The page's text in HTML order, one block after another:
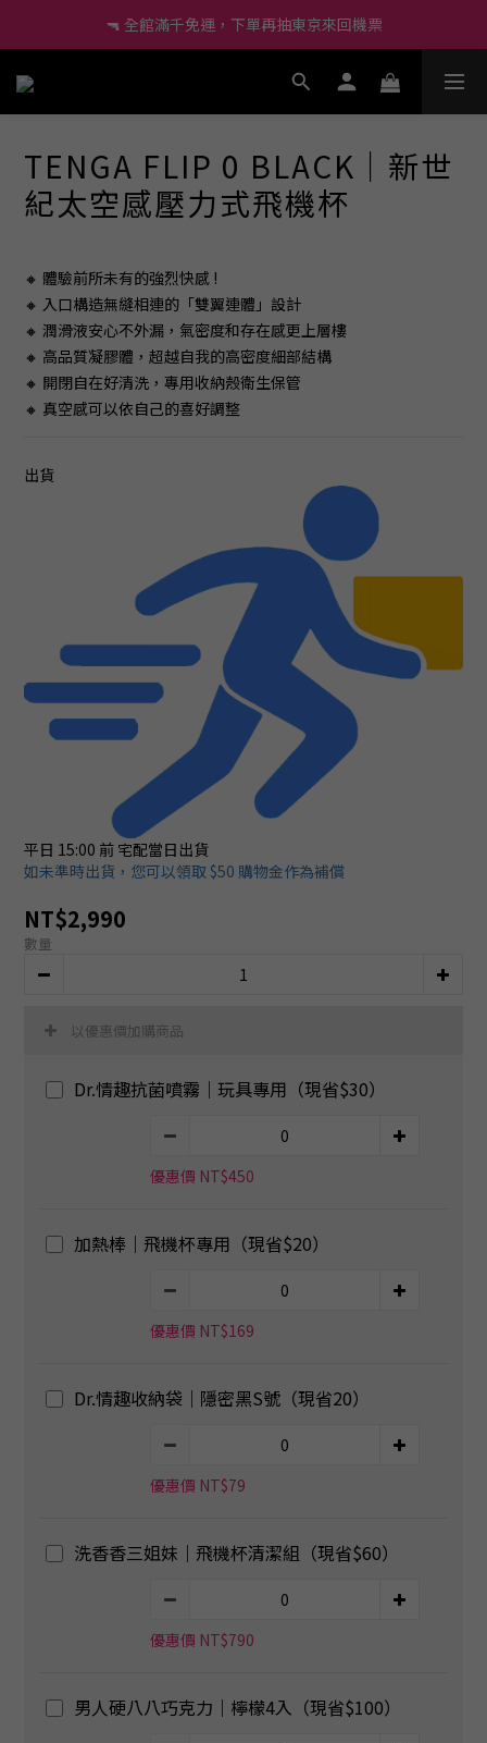
🔫 全館滿千免運，下單再抽東京來回機票
🔰 新會員現折60、再送小莖靈吊飾！
🔫 全館滿千免運，下單再抽東京來回機票
尚未有任何評價
TENGA FLIP 0 BLACK｜新世
紀太空感壓力式飛機杯
🔸 體驗前所未有的強烈快感 !
🔸 入口構造無縫相連的「雙翼連體」設計
🔸 潤滑液安心不外漏，氣密度和存在感更上層樓
🔸 高品質凝膠體，超越自我的高密度細部結構
🔸 開閉自在好清洗，專用收納殼衛生保管
🔸 真空感可以依自己的喜好調整
出貨
平日 15:00 前 宅配當日出貨
如未準時出貨，您可以領取 $50 購物金作為補償
NT$2,990
數量
以優惠價加購商品
Dr.情趣抗菌噴霧｜玩具專用（現省$30）
優惠價 NT$450
加熱棒｜飛機杯專用（現省$20）
優惠價 NT$169
Dr.情趣收納袋｜隱密黑S號（現省20）
優惠價 NT$79
洗香香三姐妹｜飛機杯清潔組（現省$60）
優惠價 NT$790
男人硬八八巧克力｜檸檬4入（現省$100）